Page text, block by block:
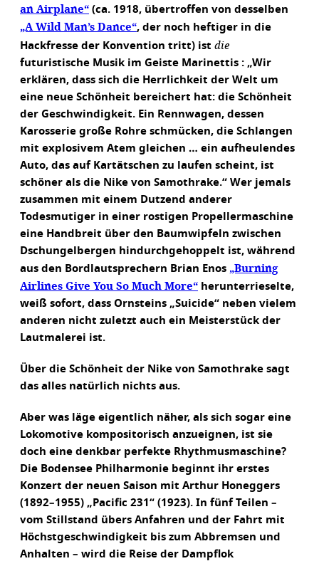
an Airplane“ (ca. 1918, übertroffen von desselben
„A Wild Man’s Dance“, der noch heftiger in die
Hackfresse der Konvention tritt) ist die
futuristische Musik im Geiste Marinettis : „Wir
erklären, dass sich die Herrlichkeit der Welt um
eine neue Schönheit bereichert hat: die Schönheit
der Geschwindigkeit. Ein Rennwagen, dessen
Karosserie große Rohre schmücken, die Schlangen
mit explosivem Atem gleichen … ein aufheulendes
Auto, das auf Kartätschen zu laufen scheint, ist
schöner als die Nike von Samothrake.“ Wer jemals
zusammen mit einem Dutzend anderer
Todesmutiger in einer rostigen Propellermaschine
eine Handbreit über den Baumwipfeln zwischen
Dschungelbergen hindurchgehoppelt ist, während
aus den Bordlautsprechern Brian Enos „Burning
Airlines Give You So Much More“ herunterrieselte,
weiß sofort, dass Ornsteins „Suicide“ neben vielem
anderen nicht zuletzt auch ein Meisterstück der
Lautmalerei ist.
Über die Schönheit der Nike von Samothrake sagt
das alles natürlich nichts aus.
Aber was läge eigentlich näher, als sich sogar eine
Lokomotive kompositorisch anzueignen, ist sie
doch eine denkbar perfekte Rhythmusmaschine?
Die Bodensee Philharmonie beginnt ihr erstes
Konzert der neuen Saison mit Arthur Honeggers
(1892–1955) „Pacific 231“ (1923). In fünf Teilen –
vom Stillstand übers Anfahren und der Fahrt mit
Höchstgeschwindigkeit bis zum Abbremsen und
Anhalten – wird die Reise der Dampflok